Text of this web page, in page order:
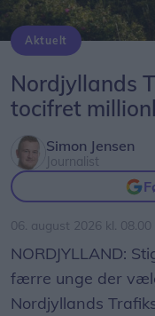
Aktuelt
Nordjyllands
tocifret
Simon Jensen
Journalist
06. august 2026 kl. 08.00
NORDJYLLAND:
færre unge der
Nordjyllands